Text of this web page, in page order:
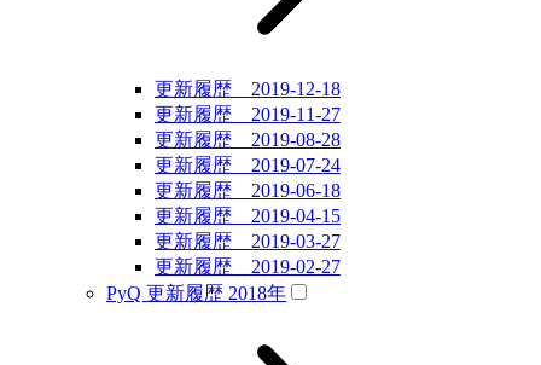
更新履歴 2019-12-18
更新履歴 2019-11-27
更新履歴 2019-08-28
更新履歴 2019-07-24
更新履歴 2019-06-18
更新履歴 2019-04-15
更新履歴 2019-03-27
更新履歴 2019-02-27
PyQ 更新履歴 2018年